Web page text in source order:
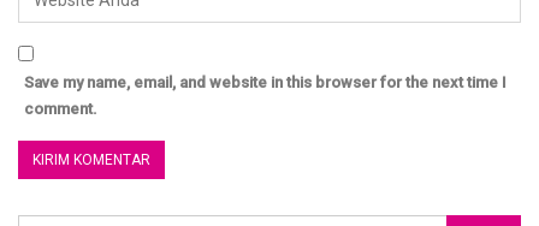
Dewi Ummu Muhammad ) atau 085836677889 (Vivie)
Save my name, email, and website in this browser for the next time I
comment.